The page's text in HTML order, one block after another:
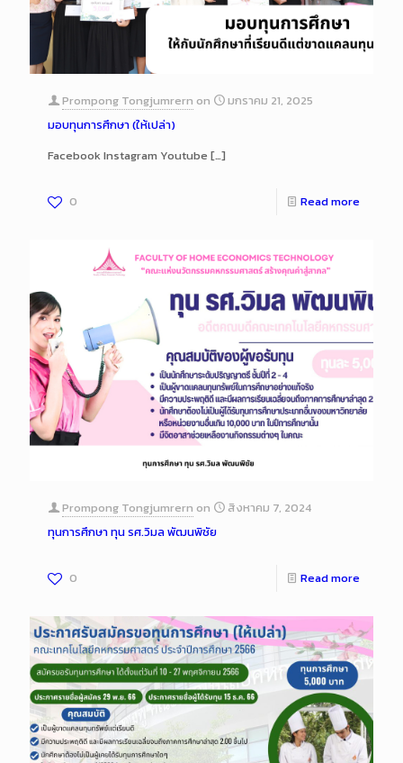
Prompong Tongjumrern on
มกราคม 21, 2025
มอบทุนการศึกษา (ให้เปล่า)
Facebook Instagram Youtube […]
0 Read more
Prompong Tongjumrern on
สิงหาคม 7, 2024
ทุนการศึกษา ทุน รศ.วิมล พัฒนพิชัย
0 Read more